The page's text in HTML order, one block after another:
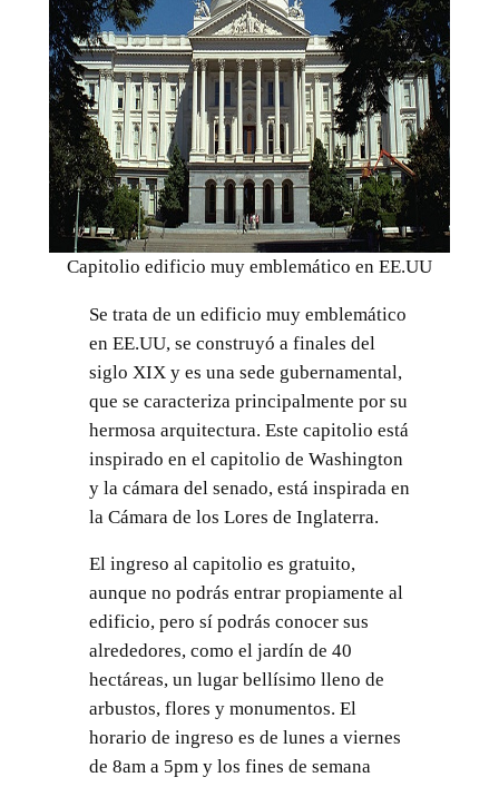
Capitolio edificio muy emblemático en EE.UU
Se trata de un edificio muy emblemático
en EE.UU, se construyó a finales del
siglo XIX y es una sede gubernamental,
que se caracteriza principalmente por su
hermosa arquitectura. Este capitolio está
inspirado en el capitolio de Washington
y la cámara del senado, está inspirada en
la Cámara de los Lores de Inglaterra.
El ingreso al capitolio es gratuito,
aunque no podrás entrar propiamente al
edificio, pero sí podrás conocer sus
alrededores, como el jardín de 40
hectáreas, un lugar bellísimo lleno de
arbustos, flores y monumentos. El
horario de ingreso es de lunes a viernes
de 8am a 5pm y los fines de semana